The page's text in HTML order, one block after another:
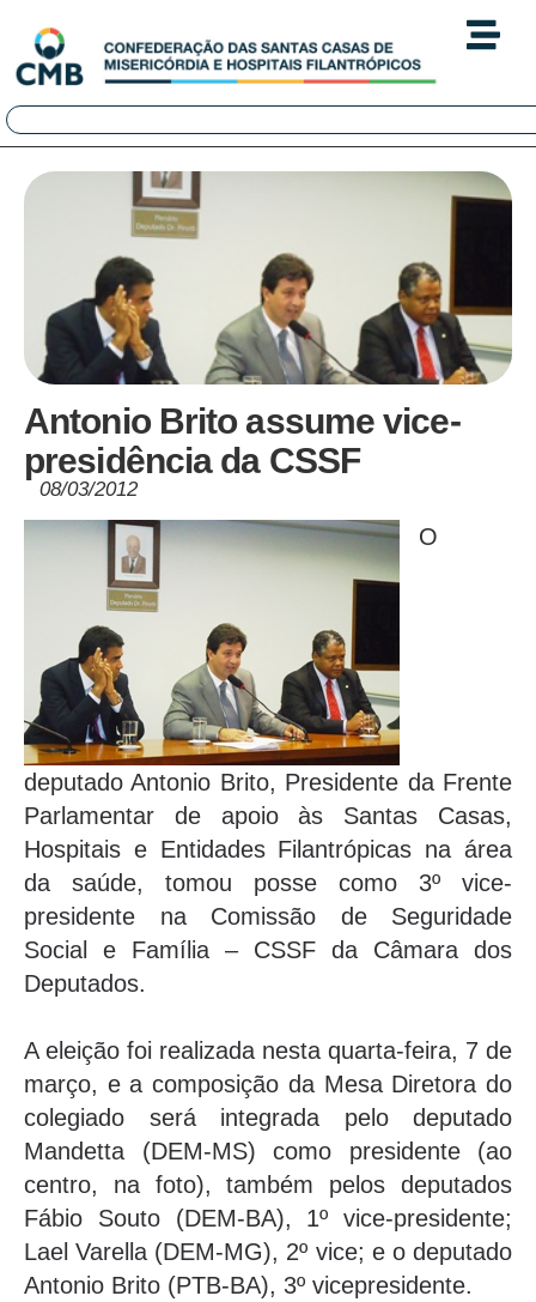
Antonio Brito assume vice-
presidência da CSSF
08/03/2012
O
deputado Antonio Brito, Presidente da Frente
Parlamentar de apoio às Santas Casas,
Hospitais e Entidades Filantrópicas na área
da saúde, tomou posse como 3º vice-
presidente na Comissão de Seguridade
Social e Família – CSSF da Câmara dos
Deputados.
A eleição foi realizada nesta quarta-feira, 7 de
março, e a composição da Mesa Diretora do
colegiado será integrada pelo deputado
Mandetta (DEM-MS) como presidente (ao
centro, na foto), também pelos deputados
Fábio Souto (DEM-BA), 1º vice-presidente;
Lael Varella (DEM-MG), 2º vice; e o deputado
Antonio Brito (PTB-BA), 3º vicepresidente.